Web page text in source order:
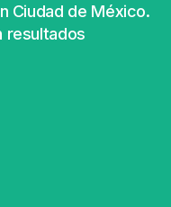
Ciudad de México.
resultados